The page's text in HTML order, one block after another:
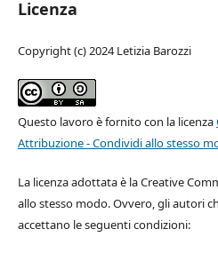
Licenza
Copyright (c) 2024 Letizia Barozzi
Questo lavoro è fornito con la licenza
Attribuzione - Condividi allo stesso
La licenza adottata è la Creative
allo stesso modo. Ovvero, gli autori
accettano le seguenti condizioni: